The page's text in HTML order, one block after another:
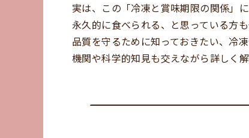
実は、この「冷凍と賞味期限の関係」
永久的に食べられる、と思っている方
品質を守るために知っておきたい、冷
機関や科学的知見も交えながら詳しく解